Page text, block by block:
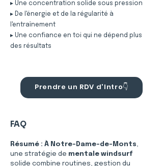
▸ Une concentration solide sous pression
▸ De l'énergie et de la régularité à
l'entraînement
▸ Une confiance en toi qui ne dépend plus
des résultats
Prendre un RDV d'Intro👇
FAQ
Résumé : À Notre-Dame-de-Monts,
une stratégie de mentale windsurf
solide combine routines, gestion du